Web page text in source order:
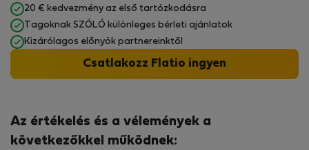
Az értékelés és a vélemények a
következőkkel működnek:
20 € kedvezmény az első tartózkodásra
Tagoknak SZÓLÓ különleges bérleti ajánlatok
Kizárólagos előnyök partnereinktől
Csatlakozz Flatio ingyen